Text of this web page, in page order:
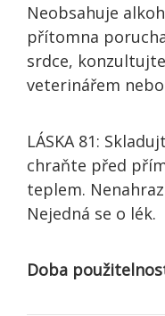
Neobsahuje
přítomna
srdce,
veterinářem
LÁSKA 81:
chraňte před
teplem.
Nejedná se o lék.
Doba